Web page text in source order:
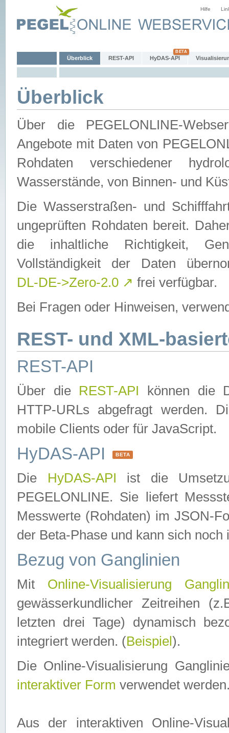
Hilfe
Überblick REST-API HyDAS-API
Überblick
Über die PEGELONLINE-
Angebote mit Daten von
Rohdaten verschiedener
Wasserstände, von Binnen- und
Die Wasserstraßen- und
ungeprüften Rohdaten bereit.
die inhaltliche Richtigkeit,
Vollständigkeit der Daten
DL-DE->Zero-2.0 ↗ frei verfügbar.
Bei Fragen oder Hinweisen,
REST- und XML-
REST-API
Über die REST-API können die
HTTP-URLs abgefragt werden.
mobile Clients oder für JavaScript.
HyDAS-API BETA
Die HyDAS-API ist die
PEGELONLINE. Sie liefert
Messwerte (Rohdaten) im JSON-
der Beta-Phase und kann sich noch
Bezug von Ganglinien
Mit Online-Visualisierung
gewässerkundlicher Zeitreihen
letzten drei Tage) dynamisch
integriert werden. (Beispiel ).
Die Online-Visualisierung
interaktiver Form verwendet
Aus der interaktiven Online-